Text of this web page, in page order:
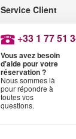
Service Client
+33 1 77 51
Vous avez besoin
d'aide pour votre
réservation ?
Nous sommes là
pour répondre à
toutes vos
questions.